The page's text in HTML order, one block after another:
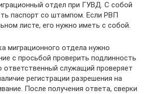
отдел при ГУВД. С собой
паспорт со штампом. Если РВП
листе, его нужно иметь с собой.
миграционного отдела нужно
с просьбой проверить подлинность
ответственный служащий проверяет
регистрации разрешения на
После получения ответа, сверки